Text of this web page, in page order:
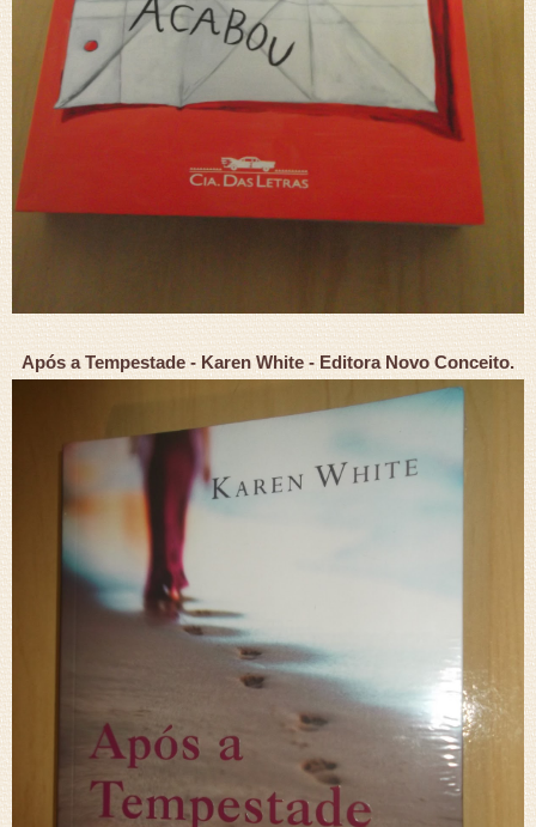
Após a Tempestade - Karen White - Editora Novo Conceito.